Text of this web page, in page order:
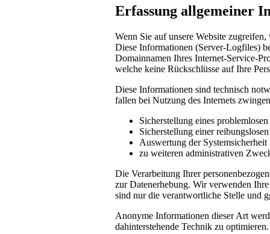
Erfassung allgemeiner
Wenn Sie auf unsere Website
Diese Informationen (Server-Logfiles)
Domainnamen Ihres Internet-Service-
welche keine Rückschlüsse auf Ihre
Diese Informationen sind technisch
fallen bei Nutzung des Internets
Sicherstellung eines
Sicherstellung einer
Auswertung der
zu weiteren administrativen
Die Verarbeitung Ihrer
zur Datenerhebung. Wir verwenden
sind nur die verantwortliche Stelle und
Anonyme Informationen dieser Art
dahinterstehende Technik zu optimieren.